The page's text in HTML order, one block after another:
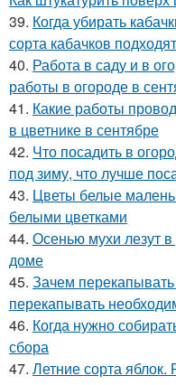
39. Когда убирать
сорта кабачков
40. Работа в саду и в
работы в огороде в
41. Какие работы
в цветнике в сентябре
42. Что посадить в
под зиму, что лучше
43. Цветы белые
белыми цветками
44. Осенью мухи лезут
доме
45. Зачем
перекапывать
46. Когда нужно
сбора
47. Летние сорта яблок.